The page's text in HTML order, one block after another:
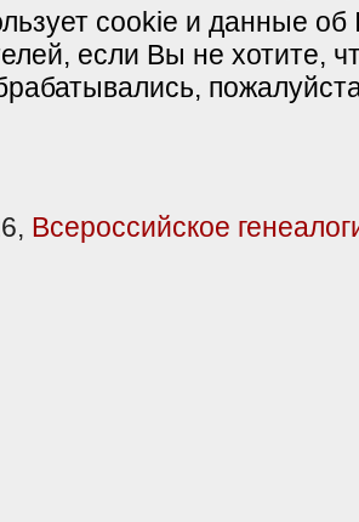
cookie и данные об
если Вы не хотите,
Всероссийское